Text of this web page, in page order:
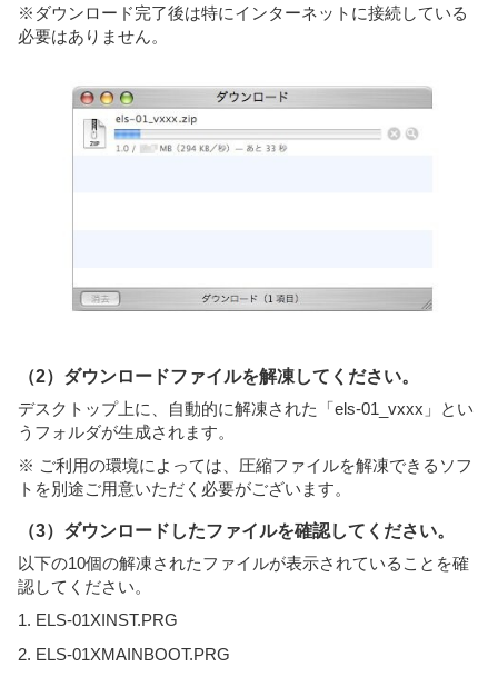
※ダウンロード完了後は特にインターネットに接続している
必要はありません。
（2）ダウンロードファイルを解凍してください。
デスクトップ上に、自動的に解凍された「els-01_vxxx」とい
うフォルダが生成されます。
※ ご利用の環境によっては、圧縮ファイルを解凍できるソフ
トを別途ご用意いただく必要がございます。
（3）ダウンロードしたファイルを確認してください。
以下の10個の解凍されたファイルが表示されていることを確
認してください。
1. ELS-01XINST.PRG
2. ELS-01XMAINBOOT.PRG